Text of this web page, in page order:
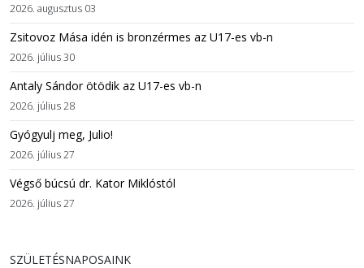
2026. augusztus 03
Zsitovoz Mása idén is bronzérmes az U17-es vb-n
2026. július 30
Antaly Sándor ötödik az U17-es vb-n
2026. július 28
Gyógyulj meg, Julio!
2026. július 27
Végső búcsú dr. Kator Miklóstól
2026. július 27
SZÜLETÉSNAPOSAINK